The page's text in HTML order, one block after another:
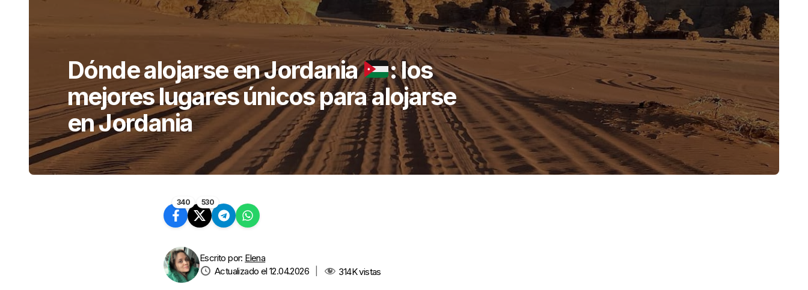
Dónde alojarse en Jordania
: los
mejores lugares únicos para alojarse
en Jordania
340 530
Escrito por: Elena
Actualizado el 12.04.2026
314Kvistas